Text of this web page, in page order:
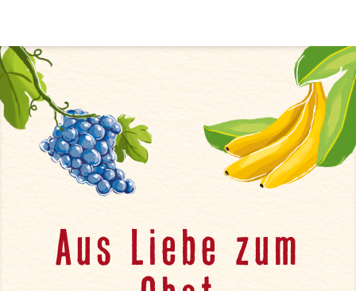
Aus Liebe zum